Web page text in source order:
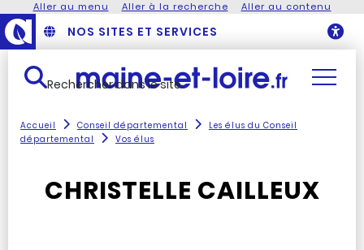
Aller au menu Aller à la recherche Aller au contenu
NOS SITES ET SERVICES
Rechercher dans le site
Accueil Conseil départemental
Les élus du Conseil
départemental
Vos élus
CHRISTELLE CAILLEUX